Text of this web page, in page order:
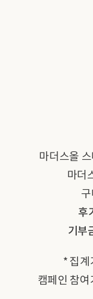
마더스올
마더
후
기부
* 집계
캠페인 참